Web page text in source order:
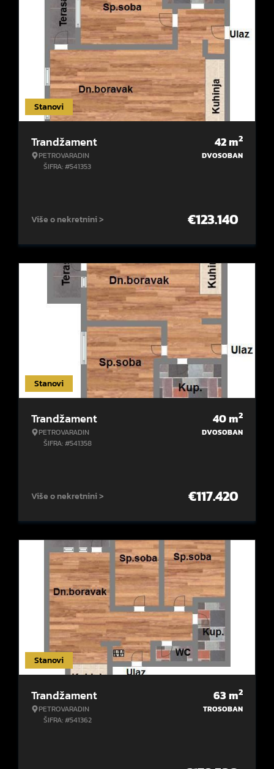
Stanovi
Trandžament
PETROVARADIN
ŠIFRA: #541353
42m2
DVOSOBAN
Više o nekretnini > €123.140
Stanovi
Trandžament
PETROVARADIN
ŠIFRA: #541358
40m2
DVOSOBAN
Više o nekretnini > €117.420
Stanovi
Trandžament
PETROVARADIN
ŠIFRA: #541362
63m2
TROSOBAN